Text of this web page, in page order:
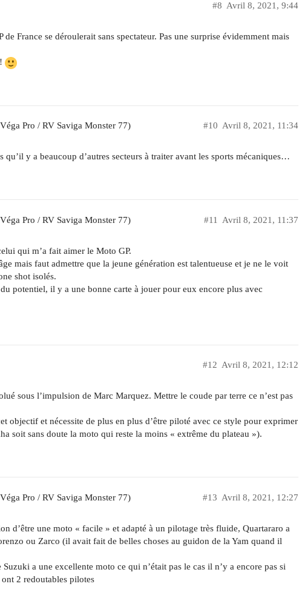
Avril 8, 2021, 9:44
#8
France se déroulerait sans spectateur. Pas une surprise évidemment mais
Pro / RV Saviga Monster 77) Avril 8, 2021, 11:34
#10
qu’il y a beaucoup d’autres secteurs à traiter avant les sports mécaniques…
Pro / RV Saviga Monster 77) Avril 8, 2021, 11:37
#11
qui m’a fait aimer le Moto GP.
mais faut admettre que la jeune génération est talentueuse et je ne le voit
shot isolés.
potentiel, il y a une bonne carte à jouer pour eux encore plus avec
Avril 8, 2021, 12:12
#12
sous l’impulsion de Marc Marquez. Mettre le coude par terre ce n’est pas
objectif et nécessite de plus en plus d’être piloté avec ce style pour exprimer
soit sans doute la moto qui reste la moins « extrême du plateau »).
Pro / RV Saviga Monster 77) Avril 8, 2021, 12:27
#13
d’être une moto « facile » et adapté à un pilotage très fluide, Quartararo a
ou Zarco (il avait fait de belles choses au guidon de la Yam quand il
a une excellente moto ce qui n’était pas le cas il n’y a encore pas si
2 redoutables pilotes